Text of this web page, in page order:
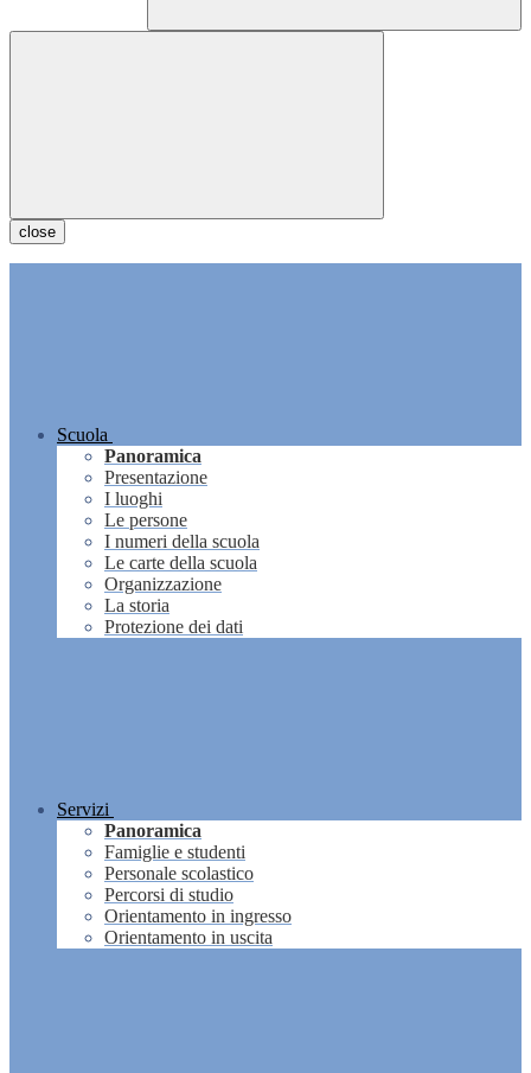
close
Scuola
Panoramica
Presentazione
I luoghi
Le persone
I numeri della scuola
Le carte della scuola
Organizzazione
La storia
Protezione dei dati
Servizi
Panoramica
Famiglie e studenti
Personale scolastico
Percorsi di studio
Orientamento in ingresso
Orientamento in uscita